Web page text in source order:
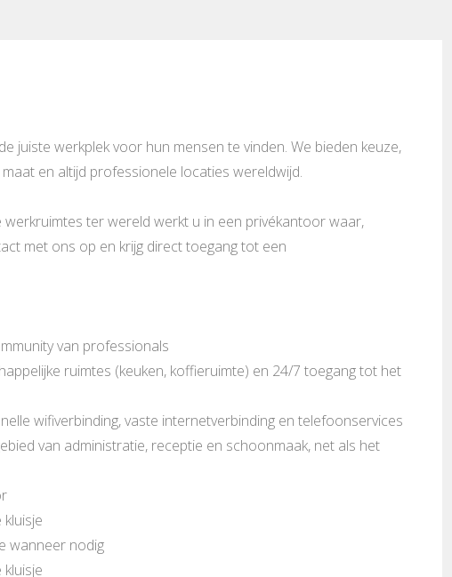
juiste werkplek voor hun mensen te vinden. We bieden keuze,
en altijd professionele locaties wereldwijd.
ter wereld werkt u in een privékantoor waar,
met ons op en krijg direct toegang tot een
van professionals
ruimtes (keuken, koffieruimte) en 24/7 toegang tot het
wifiverbinding, vaste internetverbinding en telefoonservices
van administratie, receptie en schoonmaak, net als het
wanneer nodig